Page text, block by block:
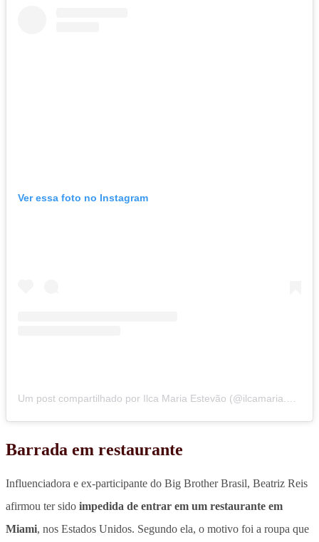
Ver essa foto no Instagram
Barrada em restaurante
Influenciadora e ex-participante do Big Brother Brasil, Beatriz Reis
afirmou ter sido impedida de entrar em um restaurante em
Miami, nos Estados Unidos. Segundo ela, o motivo foi a roupa que